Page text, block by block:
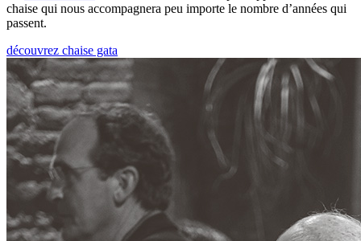
chaise qui nous accompagnera peu importe le nombre d’années qui
passent.
découvrez chaise gata